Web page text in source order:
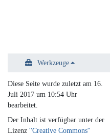
Werkzeuge
Diese Seite wurde zuletzt am 16.
Juli 2017 um 10:54 Uhr
bearbeitet.
Der Inhalt ist verfügbar unter der
Lizenz ''Creative Commons''